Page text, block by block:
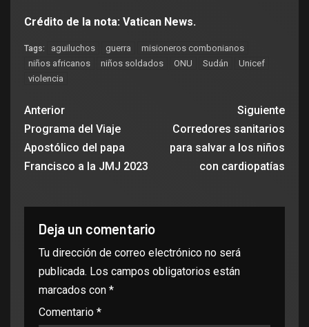
Crédito de la nota: Vatican News.
Tags: aguiluchos guerra
misioneros combonianos
niños africanos
niños soldados ONU Sudán
Unicef
violencia
Anterior
Programa del Viaje
Apostólico del papa
Francisco a la JMJ 2023
Siguiente
Corredores sanitarios
para salvar a los niños
con cardiopatías
Deja un comentario
Tu dirección de correo electrónico no será
publicada. Los campos obligatorios están
marcados con *
Comentario *